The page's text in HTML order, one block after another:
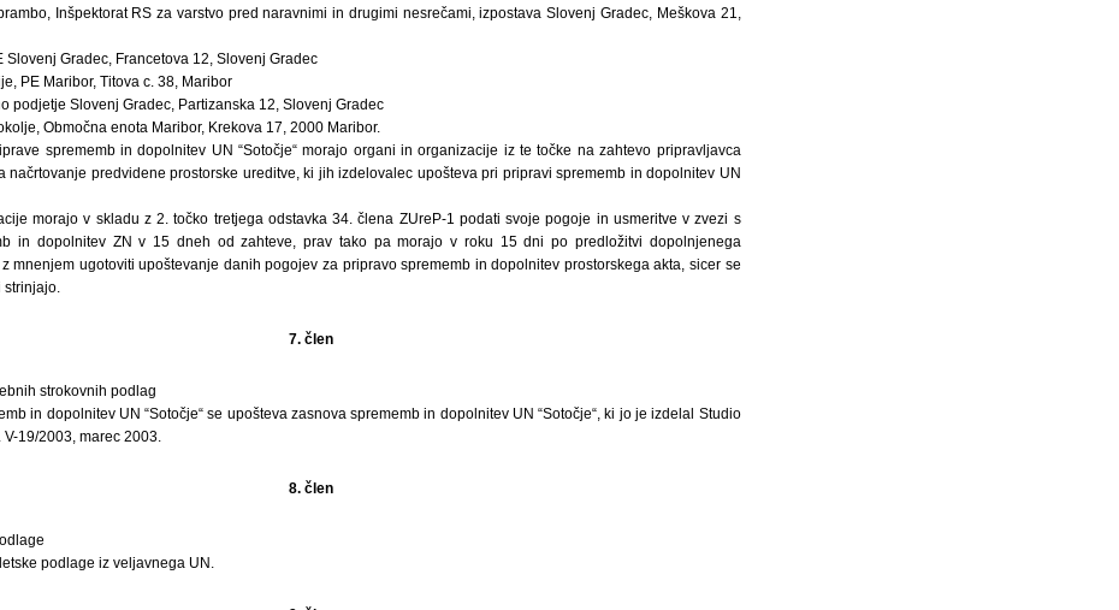
Inšpektorat RS za varstvo pred naravnimi in drugimi nesrečami, izpostava Slovenj Gradec, Meškova 21,
Slovenj Gradec, Francetova 12, Slovenj Gradec
PE Maribor, Titova c. 38, Maribor
podjetje Slovenj Gradec, Partizanska 12, Slovenj Gradec
Območna enota Maribor, Krekova 17, 2000 Maribor.
sprememb in dopolnitev UN “Sotočje“ morajo organi in organizacije iz te točke na zahtevo pripravljavca
načrtovanje predvidene prostorske ureditve, ki jih izdelovalec upošteva pri pripravi sprememb in dopolnitev UN
morajo v skladu z 2. točko tretjega odstavka 34. člena ZUreP-1 podati svoje pogoje in usmeritve v zvezi s
in dopolnitev ZN v 15 dneh od zahteve, prav tako pa morajo v roku 15 dni po predložitvi dopolnjenega
mnenjem ugotoviti upoštevanje danih pogojev za pripravo sprememb in dopolnitev prostorskega akta, sicer se
7. člen
strokovnih podlag
in dopolnitev UN “Sotočje“ se upošteva zasnova sprememb in dopolnitev UN “Sotočje“, ki jo je izdelal Studio
19/2003, marec 2003.
8. člen
podlage iz veljavnega UN.